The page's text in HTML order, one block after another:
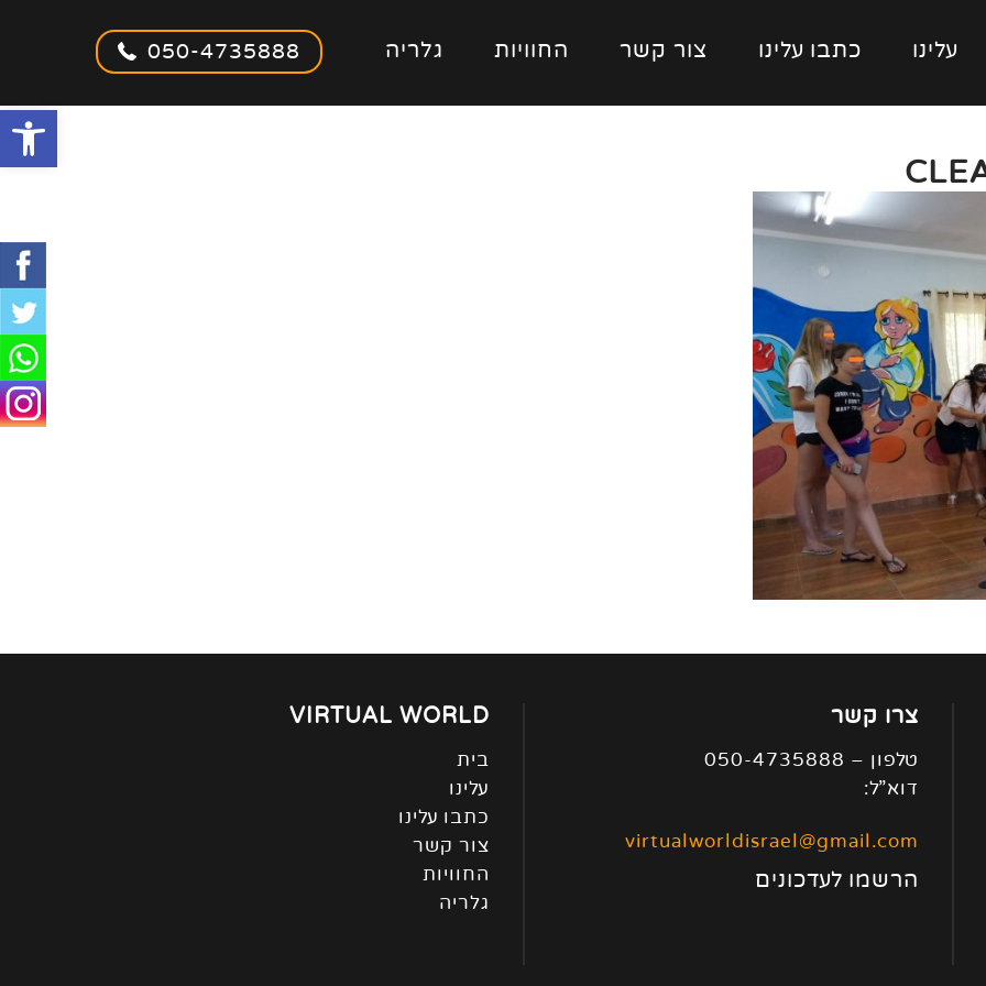
עלינו כתבו עלינו צור קשר החוויות גלריה 050-4735888
VIRTUAL WORLD
בית
עלינו
כתבו עלינו
צור קשר
החוויות
גלריה
צרו קשר
טלפון – 050-4735888
דוא”ל:
virtualworldisrael@gmail.com
הרשמו לעדכונים